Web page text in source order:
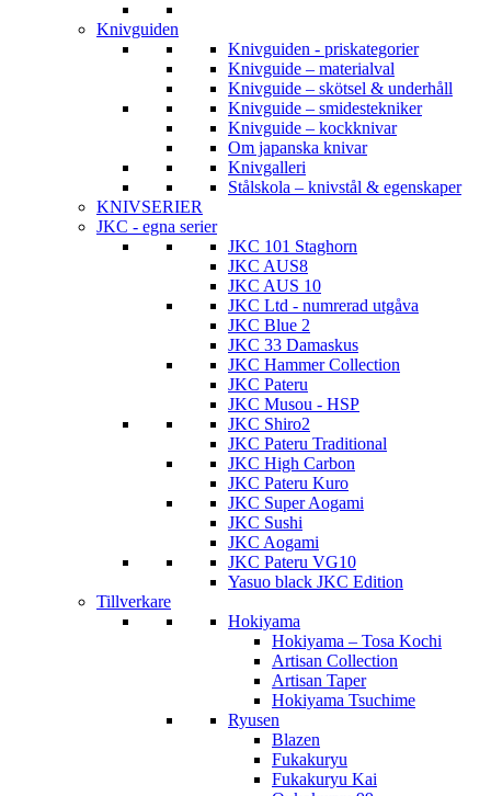
Knivguiden
Knivguiden - priskategorier
Knivguide – materialval
Knivguide – skötsel & underhåll
Knivguide – smidestekniker
Knivguide – kockknivar
Om japanska knivar
Knivgalleri
Stålskola – knivstål & egenskaper
KNIVSERIER
JKC - egna serier
JKC 101 Staghorn
JKC AUS8
JKC AUS 10
JKC Ltd - numrerad utgåva
JKC Blue 2
JKC 33 Damaskus
JKC Hammer Collection
JKC Pateru
JKC Musou - HSP
JKC Shiro2
JKC Pateru Traditional
JKC High Carbon
JKC Pateru Kuro
JKC Super Aogami
JKC Sushi
JKC Aogami
JKC Pateru VG10
Yasuo black JKC Edition
Tillverkare
Hokiyama
Hokiyama – Tosa Kochi
Artisan Collection
Artisan Taper
Hokiyama Tsuchime
Ryusen
Blazen
Fukakuryu
Fukakuryu Kai